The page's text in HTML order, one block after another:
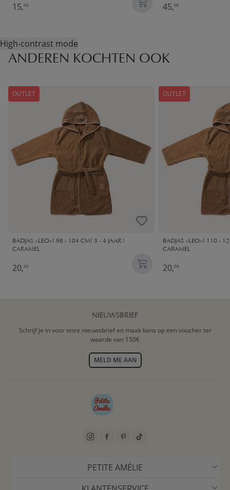
15,00 45,00
High-contrast mode
ANDEREN KOCHTEN OOK
OUTLET
BADJAS «LEO»| 98 - 104 CM| 3 - 4 JAAR |
CARAMEL
20,00
OUTLET
BADJAS «LEO»| 110 -
CARAMEL
20,00
NIEUWSBRIEF
Schrijf je in voor onze nieuwsbrief en maak kans op een voucher ter
waarde van 150€
MELD ME AAN
PETITE AMÉLIE